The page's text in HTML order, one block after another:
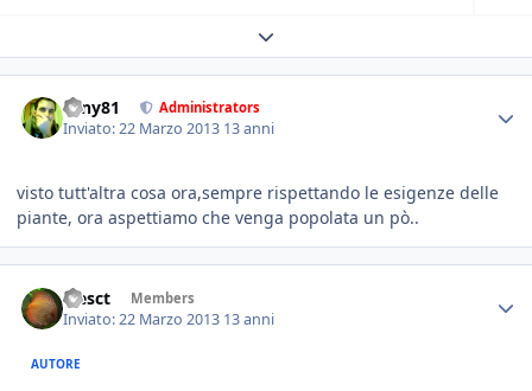
Expand topic overview
tony81 Administrators
Inviato:22 Marzo 2013 13 anni
visto tutt'altra cosa ora,sempre rispettando le esigenze delle
piante, ora aspettiamo che venga popolata un pò..
alesct Members
Inviato:22 Marzo 2013 13 anni
AUTORE